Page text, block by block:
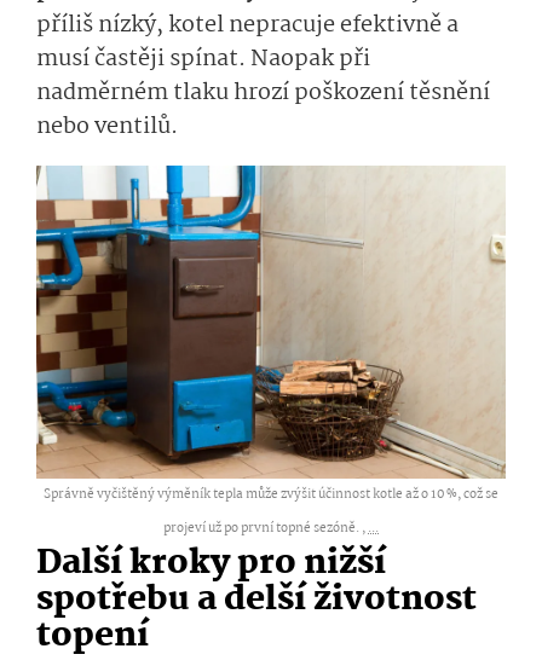
příliš nízký, kotel nepracuje efektivně a
musí častěji spínat. Naopak při
nadměrném tlaku hrozí poškození těsnění
nebo ventilů.
Správně vyčištěný výměník tepla může zvýšit účinnost kotle až o 10 %, což se
projeví už po první topné sezóně. ,...
Další kroky pro nižší
spotřebu a delší životnost
topení